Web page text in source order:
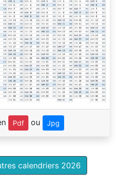
Pdf ou Jpg
calendriers 2026